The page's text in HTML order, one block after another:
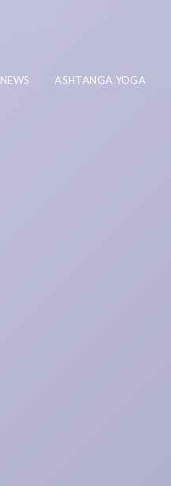
NEWS ASHTANGA YOGA